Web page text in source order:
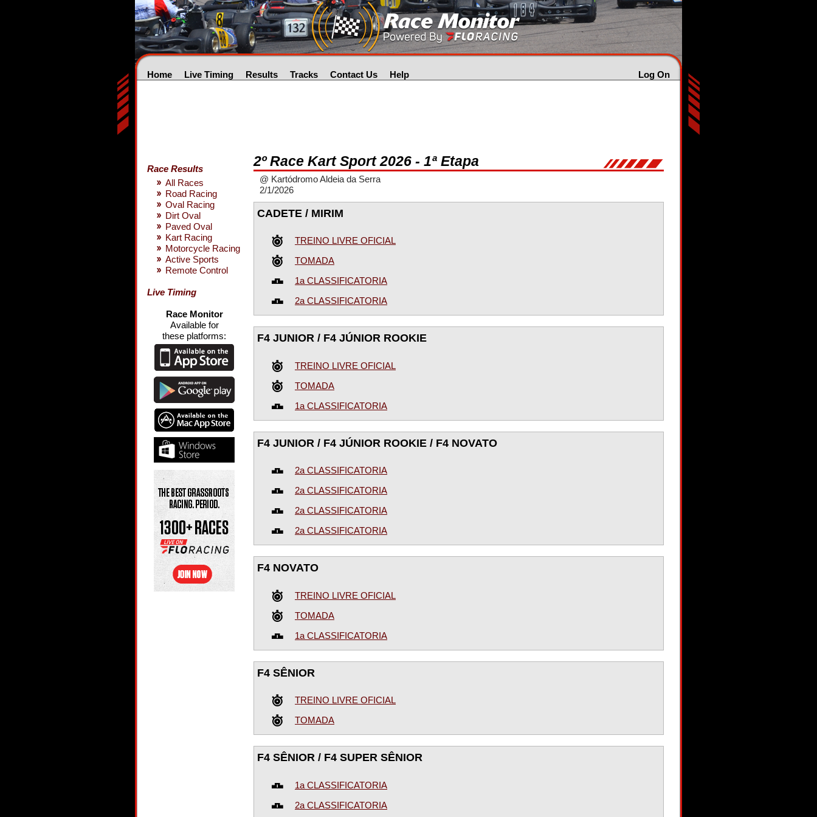
Log On
Home Live Timing Results Tracks Contact Us Help
Race Results
All Races
Road Racing
Oval Racing
Dirt Oval
Paved Oval
Kart Racing
Motorcycle Racing
Active Sports
Remote Control
Live Timing
Race Monitor
Available for
these platforms:
2º Race Kart Sport 2026 - 1ª Etapa
@ Kartódromo Aldeia da Serra
2/1/2026
CADETE / MIRIM
TREINO LIVRE OFICIAL
TOMADA
1a CLASSIFICATORIA
2a CLASSIFICATORIA
F4 JUNIOR / F4 JÚNIOR ROOKIE
TREINO LIVRE OFICIAL
TOMADA
1a CLASSIFICATORIA
F4 JUNIOR / F4 JÚNIOR ROOKIE / F4 NOVATO
2a CLASSIFICATORIA
2a CLASSIFICATORIA
2a CLASSIFICATORIA
2a CLASSIFICATORIA
F4 NOVATO
TREINO LIVRE OFICIAL
TOMADA
1a CLASSIFICATORIA
F4 SÊNIOR
TREINO LIVRE OFICIAL
TOMADA
F4 SÊNIOR / F4 SUPER SÊNIOR
1a CLASSIFICATORIA
2a CLASSIFICATORIA